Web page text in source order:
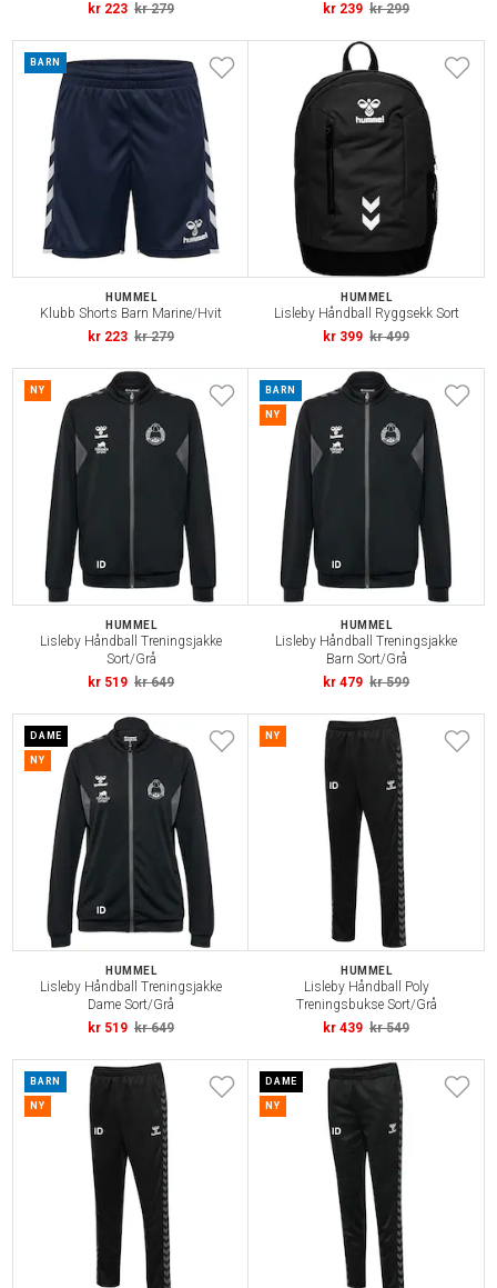
kr 223 kr 279
kr 239 kr 299
BARN
HUMMEL
Klubb Shorts Barn Marine/Hvit
kr 223 kr 279
HUMMEL
Lisleby Håndball Ryggsekk Sort
kr 399 kr 499
NY
HUMMEL
Lisleby Håndball Treningsjakke
Sort/Grå
kr 519 kr 649
BARN
NY
HUMMEL
Lisleby Håndball Treningsjakke
Barn Sort/Grå
kr 479 kr 599
DAME
NY
HUMMEL
Lisleby Håndball Treningsjakke
Dame Sort/Grå
kr 519 kr 649
NY
HUMMEL
Lisleby Håndball Poly
Treningsbukse Sort/Grå
kr 439 kr 549
BARN
NY
DAME
NY